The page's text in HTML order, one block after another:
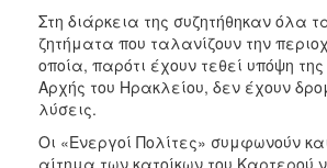
Στη διάρκεια της συζητήθηκαν όλα
ζητήματα που ταλανίζουν την
οποία, παρότι έχουν τεθεί υπόψη της
Αρχής του Ηρακλείου, δεν έχουν
λύσεις.
Οι «Ενεργοί Πολίτες» συμφωνούν
αίτημα των κατοίκων του Καρτερού